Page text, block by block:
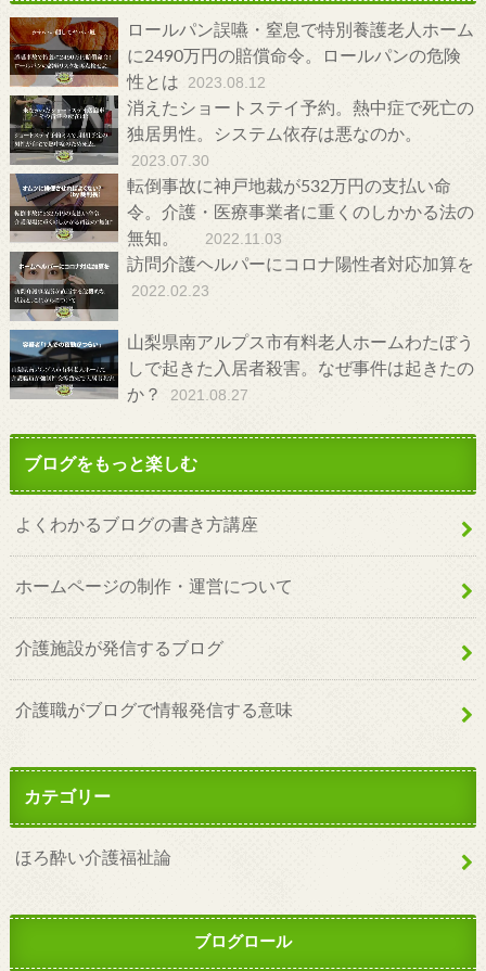
ロールパン誤嚥・窒息で特別養護老人ホーム
に2490万円の賠償命令。ロールパンの危険
性とは
2023.08.12
消えたショートステイ予約。熱中症で死亡の
独居男性。システム依存は悪なのか。
2023.07.30
転倒事故に神戸地裁が532万円の支払い命
令。介護・医療事業者に重くのしかかる法の
無知。
2022.11.03
訪問介護ヘルパーにコロナ陽性者対応加算を
2022.02.23
山梨県南アルプス市有料老人ホームわたぼう
しで起きた入居者殺害。なぜ事件は起きたの
か？
2021.08.27
ブログをもっと楽しむ
よくわかるブログの書き方講座
ホームページの制作・運営について
介護施設が発信するブログ
介護職がブログで情報発信する意味
カテゴリー
ほろ酔い介護福祉論
ブログロール